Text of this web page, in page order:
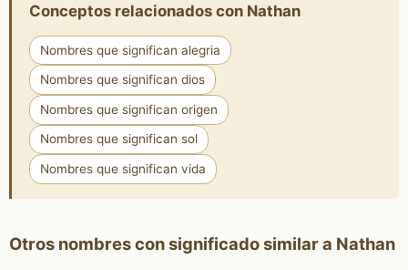
Conceptos relacionados con Nathan
Nombres que significan alegria
Nombres que significan dios
Nombres que significan origen
Nombres que significan sol
Nombres que significan vida
Otros nombres con significado similar a Nathan